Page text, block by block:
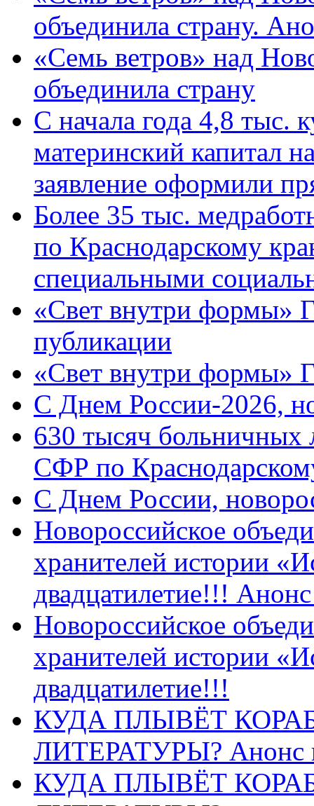
объединила страну.
«Семь ветров» над
объединила страну
С начала года 4,8 тыс.
материнский капитал
заявление оформили
Более 35 тыс.
по Краснодарскому
специальными
«Свет внутри формы»
публикации
«Свет внутри формы»
C Днем России-2026,
630 тысяч больничных
СФР по
C Днем России,
Новороссийское
хранителей истории
двадцатилетие!!!
Новороссийское
хранителей истории
двадцатилетие!!!
КУДА ПЛЫВЁТ
ЛИТЕРАТУРЫ? Анонс
КУДА ПЛЫВЁТ